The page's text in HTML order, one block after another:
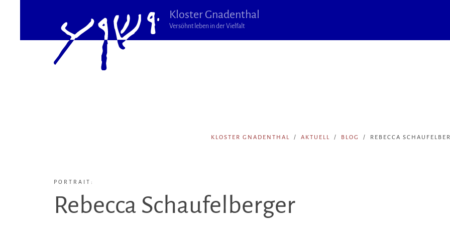
Kloster Gnadenthal
Versöhnt leben in der Vielfalt
KLOSTER GNADENTHAL AKTUELL BLOG REBECCA
PORTRAIT:
Rebecca Schaufelberger